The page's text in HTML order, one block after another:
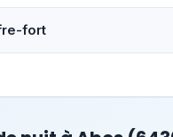
fort